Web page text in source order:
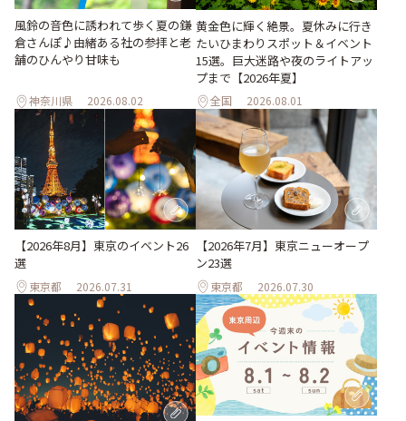
風鈴の音色に誘われて歩く夏の鎌
倉さんぽ♪由緒ある社の参拝と老
舗のひんやり甘味も
神奈川県 2026.08.02
黄金色に輝く絶景。夏休みに行き
たいひまわりスポット＆イベント
15選。巨大迷路や夜のライトアッ
プまで【2026年夏】
全国 2026.08.01
【2026年8月】東京のイベント26
選
東京都 2026.07.31
【2026年7月】東京ニューオープ
ン23選
東京都 2026.07.30